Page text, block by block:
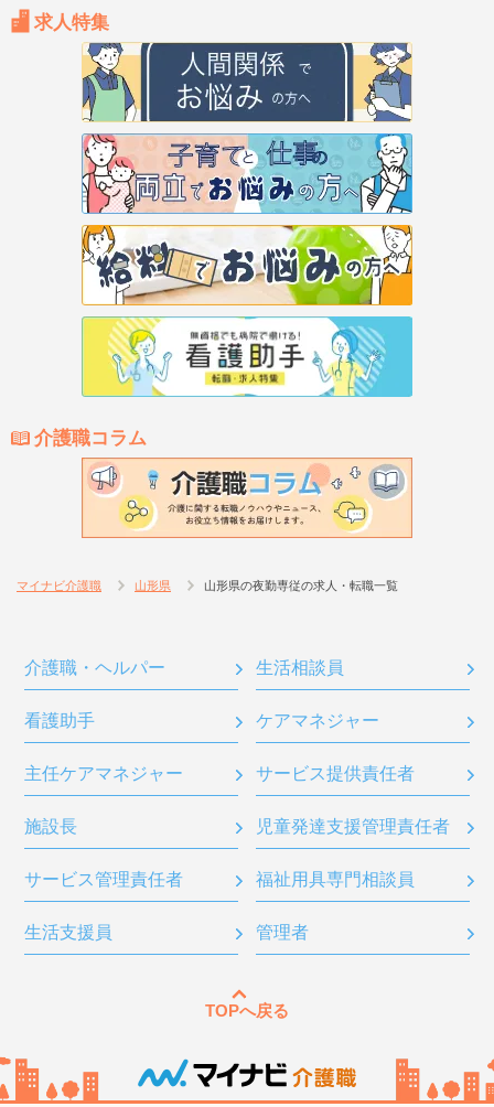
求人特集
介護職コラム
マイナビ介護職 山形県 山形県の夜勤専従の求人・転職一覧
介護職・ヘルパー 生活相談員
看護助手 ケアマネジャー
主任ケアマネジャー サービス提供責任者
施設長 児童発達支援管理責任者
サービス管理責任者 福祉用具専門相談員
生活支援員 管理者
TOPへ戻る